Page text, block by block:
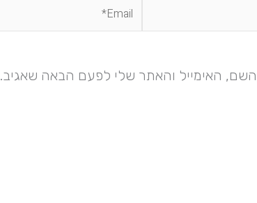
Email*
האימייל והאתר שלי לפעם הבאה שאגיב.